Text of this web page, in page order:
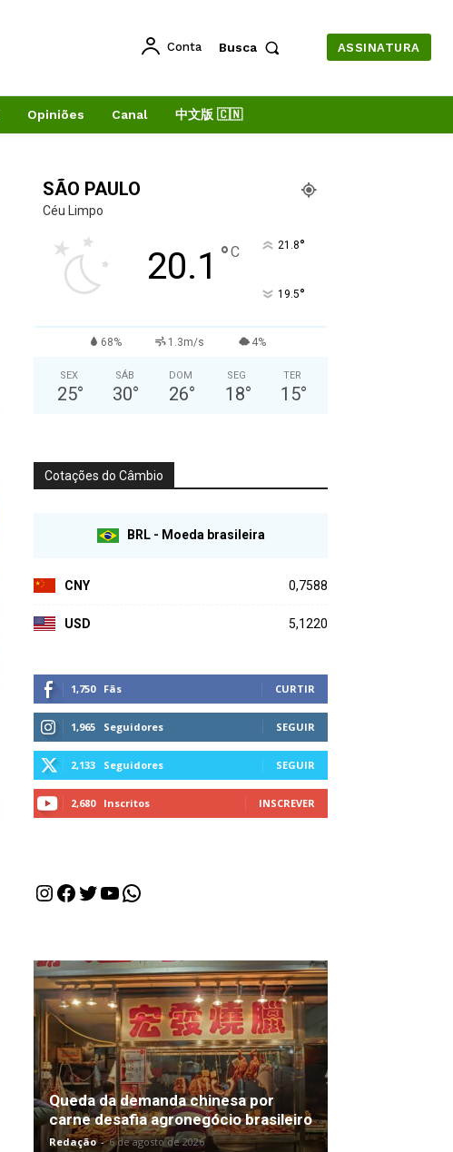
Conta Busca ASSINATURA
Opiniões Canal 中文版 🇨🇳
SÃO PAULO
Céu Limpo
20.1 °C 21.8°
19.5°
68% 1.3m/s 4%
SEX
25°
SÁB
30°
DOM
26°
SEG
18°
TER
15°
Cotações do Câmbio
BRL - Moeda brasileira
CNY 0,7588
USD 5,1220
1,750 Fãs CURTIR
1,965 Seguidores SEGUIR
2,133 Seguidores SEGUIR
2,680 Inscritos INSCREVER
Instagram
Facebook
Twitter
Youtube
WhatsApp
Queda da demanda chinesa por
carne desafia agronegócio brasileiro
Redação - 6 de agosto de 2026